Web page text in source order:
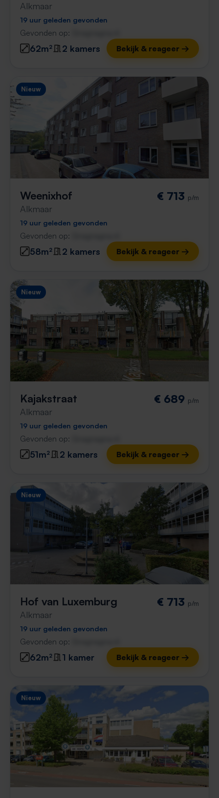
Alkmaar
19 uur geleden gevonden
Gevonden op:
62m² 2 kamers Bekijk & reageer →
Nieuw
Weenixhof
Alkmaar
€ 713 p/m
19 uur geleden gevonden
Gevonden op:
58m² 2 kamers Bekijk & reageer →
Nieuw
Kajakstraat
Alkmaar
€ 689 p/m
19 uur geleden gevonden
Gevonden op:
51m² 2 kamers Bekijk & reageer →
Nieuw
Hof van Luxemburg
Alkmaar
€ 713 p/m
19 uur geleden gevonden
Gevonden op:
62m² 1 kamer Bekijk & reageer →
Nieuw